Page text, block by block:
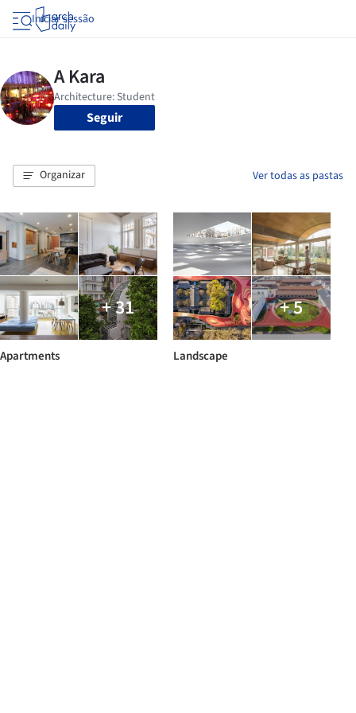
Iniciar sessão
Seguir
Organizar Ver todas as pastas
+ 31
Apartments
+ 5
Landscape